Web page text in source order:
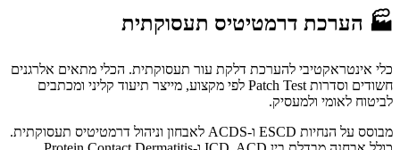
🏭 הערכת דרמטיטיס תעסוקתית
כלי אינטראקטיבי להערכת דלקת עור תעסוקתית. הכלי מתאים אלרגנים
חשודים וסדרות Patch Test לפי מקצוע, מייצר תיעוד קליני ומכתבים
לביטוח לאומי ולמעסיק.
מבוסס על הנחיות ESCD ו-ACDS לאבחון וניהול דרמטיטיס תעסוקתית.